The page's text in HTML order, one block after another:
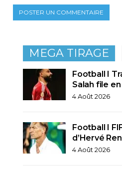
MEGA TIRAGE
Football I
Salah file
4 Août 2026
Football I
d’Hervé
4 Août 2026